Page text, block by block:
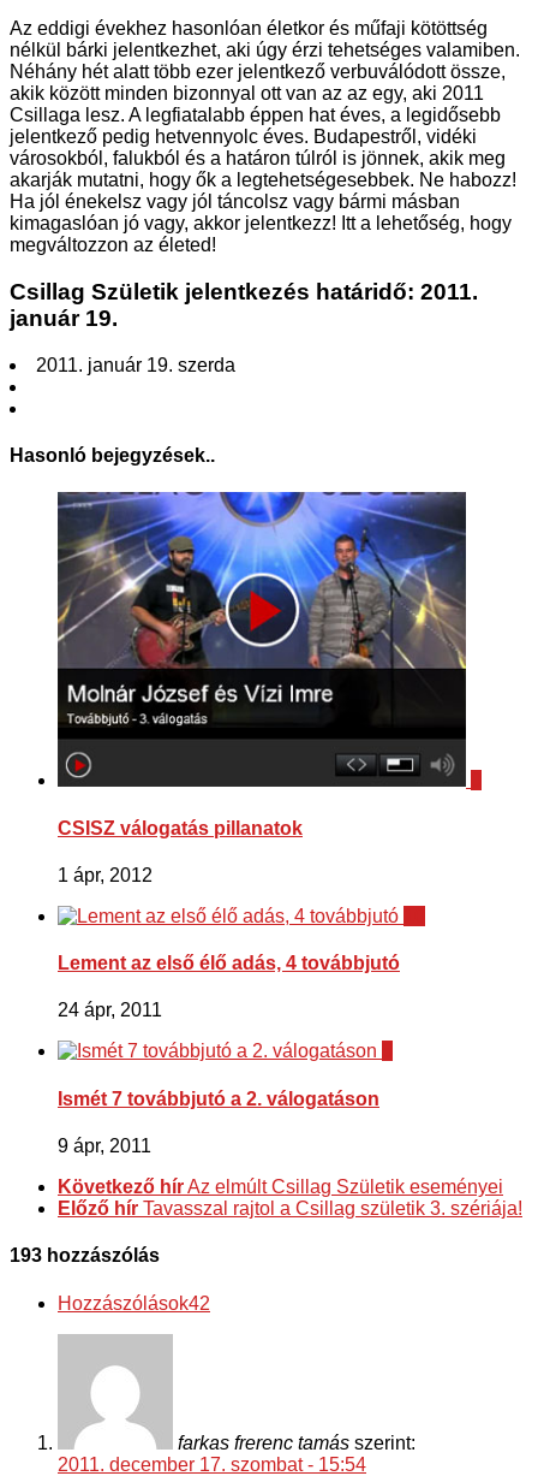
Az eddigi évekhez hasonlóan életkor és műfaji kötöttség
nélkül bárki jelentkezhet, aki úgy érzi tehetséges valamiben.
Néhány hét alatt több ezer jelentkező verbuválódott össze,
akik között minden bizonnyal ott van az az egy, aki 2011
Csillaga lesz. A legfiatalabb éppen hat éves, a legidősebb
jelentkező pedig hetvennyolc éves. Budapestről, vidéki
városokból, falukból és a határon túlról is jönnek, akik meg
akarják mutatni, hogy ők a legtehetségesebbek. Ne habozz!
Ha jól énekelsz vagy jól táncolsz vagy bármi másban
kimagaslóan jó vagy, akkor jelentkezz! Itt a lehetőség, hogy
megváltozzon az életed!
Csillag Születik jelentkezés határidő: 2011.
január 19.
2011. január 19. szerda
Hasonló bejegyzések..
CSISZ válogatás pillanatok
1 ápr, 2012
Lement az első élő adás, 4 továbbjutó
24 ápr, 2011
Ismét 7 továbbjutó a 2. válogatáson
9 ápr, 2011
Következő hírAz elmúlt Csillag Születik eseményei
Előző hír Tavasszal rajtol a Csillag születik 3. szériája!
193 hozzászólás
Hozzászólások42
farkas frerenc tamás szerint:
2011. december 17. szombat - 15:54